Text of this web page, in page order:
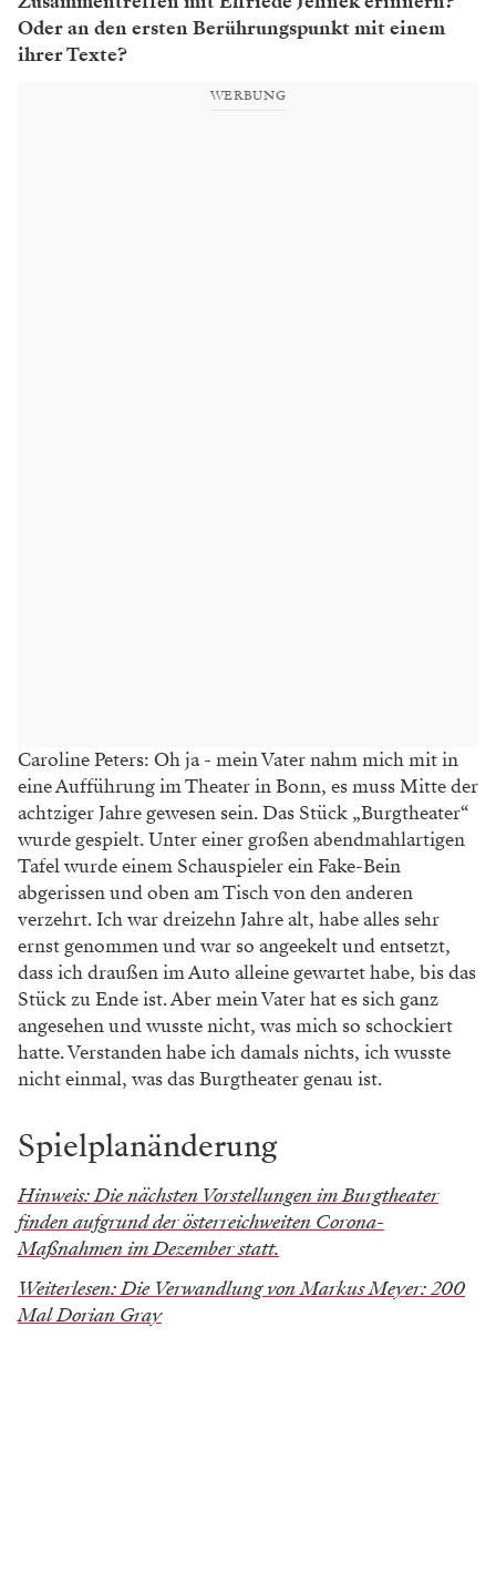
Oder an den ersten Berührungspunkt mit einem
ihrer Texte?
WERBUNG
Caroline Peters: Oh ja - mein Vater nahm mich mit in
eine Aufführung im Theater in Bonn, es muss Mitte der
achtziger Jahre gewesen sein. Das Stück „Burgtheater“
wurde gespielt. Unter einer großen abendmahlartigen
Tafel wurde einem Schauspieler ein Fake-Bein
abgerissen und oben am Tisch von den anderen
verzehrt. Ich war dreizehn Jahre alt, habe alles sehr
ernst genommen und war so angeekelt und entsetzt,
dass ich draußen im Auto alleine gewartet habe, bis das
Stück zu Ende ist. Aber mein Vater hat es sich ganz
angesehen und wusste nicht, was mich so schockiert
hatte. Verstanden habe ich damals nichts, ich wusste
nicht einmal, was das Burgtheater genau ist.
Spielplanänderung
Hinweis: Die nächsten Vorstellungen im Burgtheater
finden aufgrund der österreichweiten Corona-
Maßnahmen im Dezember statt.
Weiterlesen: Die Verwandlung von Markus Meyer: 200
Mal Dorian Gray